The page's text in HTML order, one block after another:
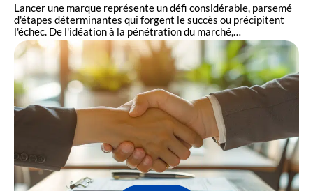
Lancer une marque représente un défi considérable, parsemé
d'étapes déterminantes qui forgent le succès ou précipitent
l'échec. De l'idéation à la pénétration du marché,…